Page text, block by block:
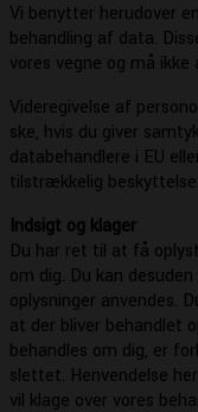
Vi benytter herudover
behandling af data.
vores vegne og må
Videregivelse af
ske, hvis du giver
databehandlere i EU
tilstrækkelig beskyttelse.
Indsigt og klager
Du har ret til at få
om dig. Du kan
oplysninger anvendes.
at der bliver behandlet
behandles om dig, er
slettet. Henvendelse
vil klage over vores